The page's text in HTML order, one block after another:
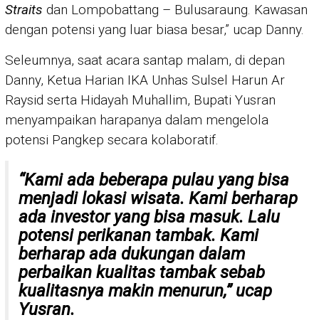
Straits dan Lompobattang – Bulusaraung. Kawasan
dengan potensi yang luar biasa besar,” ucap Danny.
Seleumnya, saat acara santap malam, di depan
Danny, Ketua Harian IKA Unhas Sulsel Harun Ar
Raysid serta Hidayah Muhallim, Bupati Yusran
menyampaikan harapanya dalam mengelola
potensi Pangkep secara kolaboratif.
“Kami ada beberapa pulau yang bisa
menjadi lokasi wisata. Kami berharap
ada investor yang bisa masuk. Lalu
potensi perikanan tambak. Kami
berharap ada dukungan dalam
perbaikan kualitas tambak sebab
kualitasnya makin menurun,” ucap
Yusran.